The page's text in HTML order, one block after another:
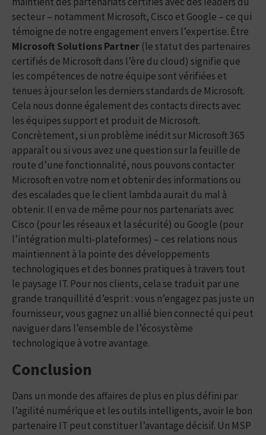
secteur – notamment Microsoft, Cisco et Google – ce qui
témoigne de notre engagement envers l’expertise. Être
Microsoft Solutions Partner (le statut des partenaires
certifiés de Microsoft dans l’ère du cloud) signifie que
les compétences de notre équipe sont vérifiées et
tenues à jour selon les derniers standards de Microsoft.
Cela nous donne également des contacts directs avec
les équipes support et produit de Microsoft.
Concrètement, si un problème inédit sur Microsoft 365
apparaît ou si vous avez une question sur la feuille de
route d’une fonctionnalité, nous pouvons contacter
Microsoft en votre nom et obtenir des informations ou
des escalades que le client lambda aurait du mal à
obtenir. Il en va de même pour nos partenariats avec
Cisco (pour les réseaux et la sécurité) ou Google (pour
l’intégration multi-plateformes) – ces relations nous
maintiennent à la pointe des développements
technologiques et des bonnes pratiques à travers tout
le paysage IT. Pour nos clients, cela se traduit par une
grande tranquillité d’esprit : vous n’engagez pas juste un
fournisseur, vous gagnez un allié bien connecté qui peut
naviguer dans l’ensemble de l’écosystème
technologique à votre avantage.
Conclusion
Dans un monde des affaires de plus en plus défini par
l’agilité numérique et les outils intelligents, avoir le bon
partenaire IT peut constituer l’avantage décisif. Un MSP